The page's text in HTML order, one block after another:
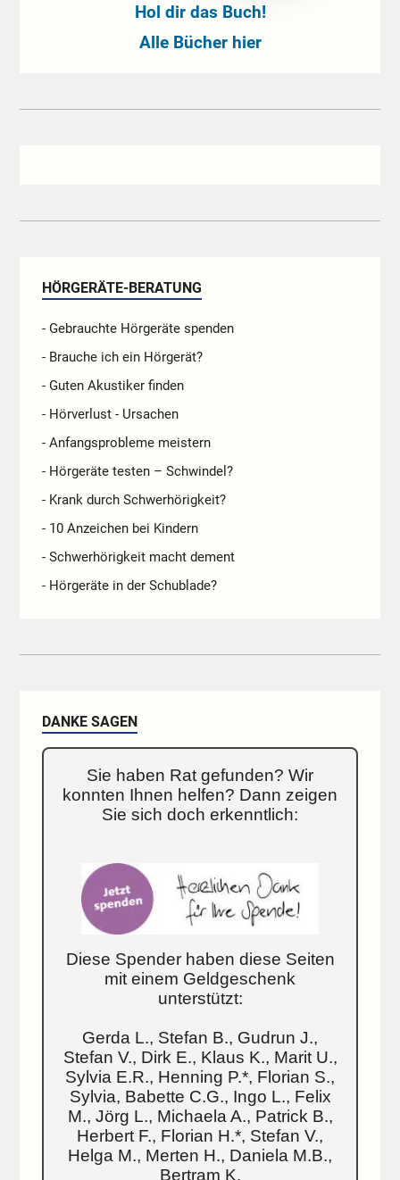
Hol dir das Buch!
Alle Bücher hier
HÖRGERÄTE-BERATUNG
- Gebrauchte Hörgeräte spenden
- Brauche ich ein Hörgerät?
- Guten Akustiker finden
- Hörverlust - Ursachen
- Anfangsprobleme meistern
- Hörgeräte testen – Schwindel?
- Krank durch Schwerhörigkeit?
- 10 Anzeichen bei Kindern
- Schwerhörigkeit macht dement
- Hörgeräte in der Schublade?
DANKE SAGEN
Sie haben Rat gefunden? Wir
konnten Ihnen helfen? Dann zeigen
Sie sich doch erkenntlich:
Diese Spender haben diese Seiten
mit einem Geldgeschenk
unterstützt:
Gerda L., Stefan B., Gudrun J.,
Stefan V., Dirk E., Klaus K., Marit U.,
Sylvia E.R., Henning P.*, Florian S.,
Sylvia, Babette C.G., Ingo L., Felix
M., Jörg L., Michaela A., Patrick B.,
Herbert F., Florian H.*, Stefan V.,
Helga M., Merten H., Daniela M.B.,
Bertram K.